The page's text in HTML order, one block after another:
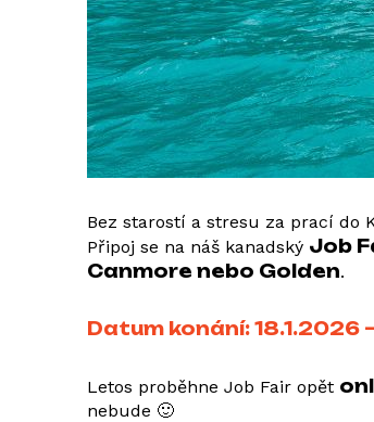
Bez starostí a stresu za prací do
Připoj se na náš kanadský Job
Canmore nebo Golden.
Datum konání: 18.1.2026
Letos proběhne Job Fair opět
nebude 🙂